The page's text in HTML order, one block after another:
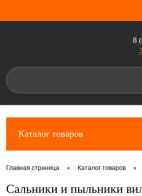
8
Каталог товаров
Главная страница • Каталог товаров •
Сальники и пыльники